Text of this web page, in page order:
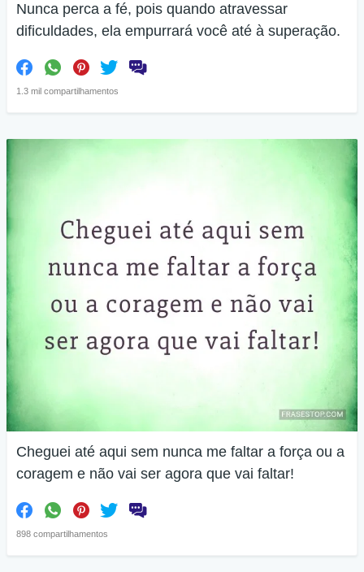
Nunca perca a fé, pois quando atravessar
dificuldades, ela empurrará você até à superação.
1.3 mil compartilhamentos
Cheguei até aqui sem nunca me faltar a força ou a
coragem e não vai ser agora que vai faltar!
898 compartilhamentos